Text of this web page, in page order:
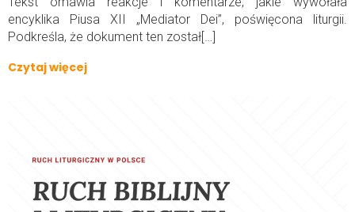
encyklika Piusa XII „Mediator Dei”, poświęcona liturgii.
Podkreśla, że dokument ten został[…]
Czytaj więcej